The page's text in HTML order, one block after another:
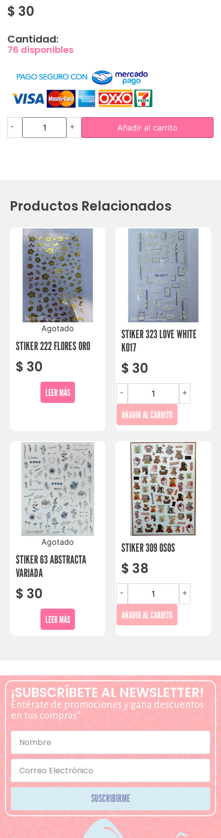
$ 30
Cantidad:
76 disponibles
- + Añadir al carrito
Productos Relacionados
Agotado
STIKER 222 FLORES ORO
$ 30
LEER MÁS
STIKER 323 LOVE WHITE
K017
$ 30
- +
AÑADIR AL CARRITO
Agotado
STIKER 63 ABSTRACTA
VARIADA
$ 30
LEER MÁS
STIKER 309 OSOS
$ 38
- +
AÑADIR AL CARRITO
¡SUBSCRÍBETE AL NEWSLETTER!
Entérate de promociones y gana descuentos
en tus compras*
SUSCRIBIRME